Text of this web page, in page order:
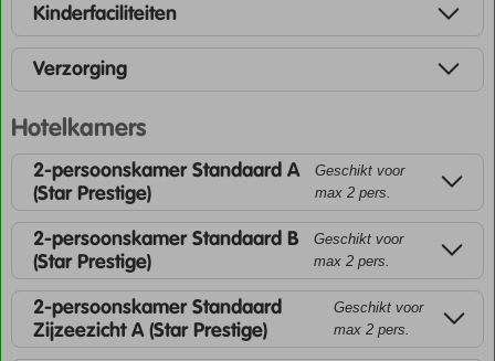
Kinderfaciliteiten
Verzorging
Hotelkamers
2-persoonskamer Standaard A
(Star Prestige)
Geschikt voor
max 2 pers.
2-persoonskamer Standaard B
(Star Prestige)
Geschikt voor
max 2 pers.
2-persoonskamer Standaard
Zijzeezicht A (Star Prestige)
Geschikt voor
max 2 pers.